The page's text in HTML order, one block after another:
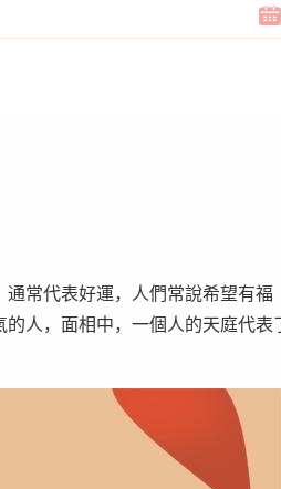
常代表好運，人們常說希望有福
人，面相中，一個人的天庭代表